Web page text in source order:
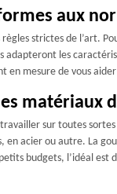
aux
règles strictes de l’art.
adapteront les
en mesure de vous
matériaux
sur toutes
en acier ou autre. La
budgets, l’idéal